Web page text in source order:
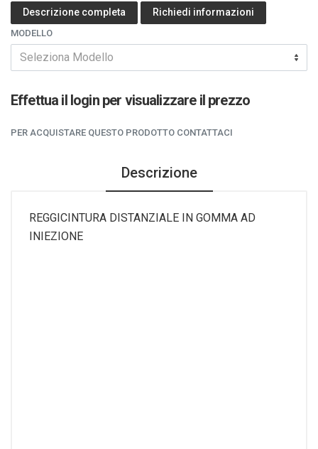
Descrizione completa
Richiedi informazioni
MODELLO
Seleziona Modello
Effettua il login per visualizzare il prezzo
PER ACQUISTARE QUESTO PRODOTTO CONTATTACI
Descrizione
REGGICINTURA DISTANZIALE IN GOMMA AD
INIEZIONE